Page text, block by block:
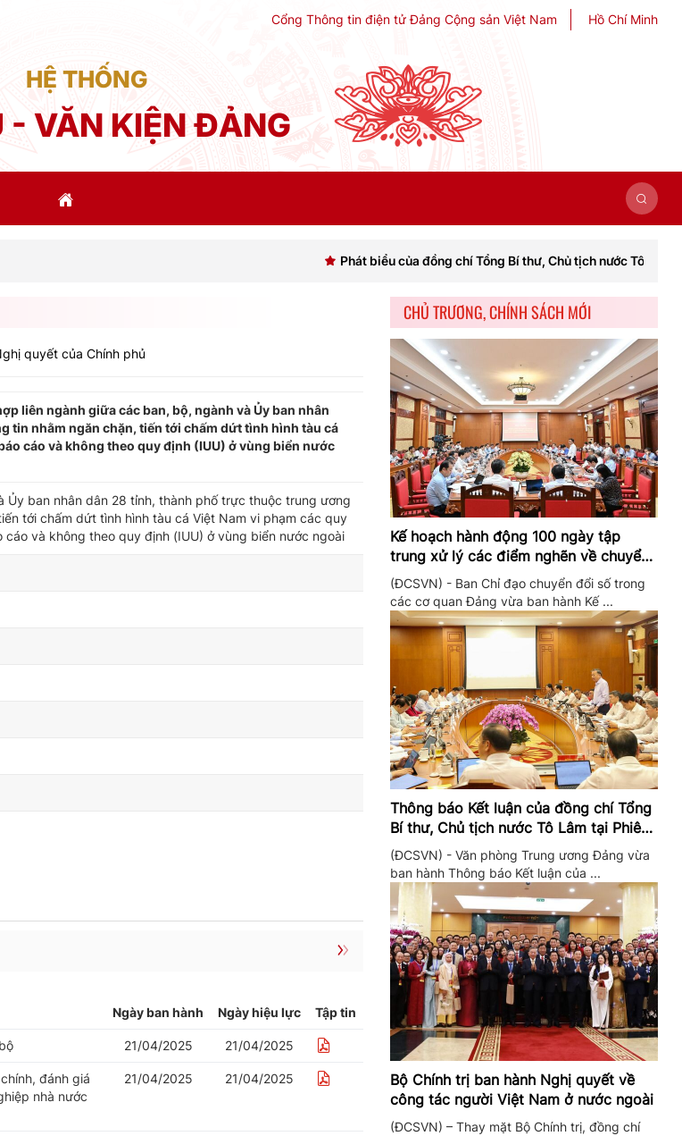
Cổng Thông tin điện tử Đảng Cộng sản Việt Nam Hồ Chí Minh
HỆ THỐNG
- VĂN KIỆN ĐẢNG
Phát biểu của đồng chí Tổng Bí thư, Chủ tịch nước Tô Lâm khai mạc
quyết của Chính phủ
liên ngành giữa các ban, bộ, ngành và Ủy ban nhân
nhằm ngăn chặn, tiến tới chấm dứt tình hình tàu cá
cáo và không theo quy định (IUU) ở vùng biển nước
ban nhân dân 28 tỉnh, thành phố trực thuộc trung ương
tới chấm dứt tình hình tàu cá Việt Nam vi phạm các quy
và không theo quy định (IUU) ở vùng biển nước ngoài
Ngày ban hành Ngày hiệu lực Tập tin
21/04/2025 21/04/2025
đánh giá
nhà nước
21/04/2025 21/04/2025
CHỦ TRƯƠNG, CHÍNH SÁCH MỚI
Kế hoạch hành động 100 ngày tập
trung xử lý các điểm nghẽn về chuyển
đổi số trong các cơ quan Đảng
(ĐCSVN) - Ban Chỉ đạo chuyển đổi số trong
các cơ quan Đảng vừa ban hành Kế ...
Thông báo Kết luận của đồng chí Tổng
Bí thư, Chủ tịch nước Tô Lâm tại Phiên
họp Ban Chỉ đạo Trung ương thực hiện
Nghị quyết 57
(ĐCSVN) - Văn phòng Trung ương Đảng vừa
ban hành Thông báo Kết luận của ...
Bộ Chính trị ban hành Nghị quyết về
công tác người Việt Nam ở nước ngoài
(ĐCSVN) – Thay mặt Bộ Chính trị, đồng chí